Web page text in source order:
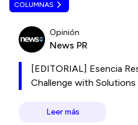
COLUMNAS
Opinión
News PR
[EDITORIAL] Esencia
Challenge with Solutions
Leer más